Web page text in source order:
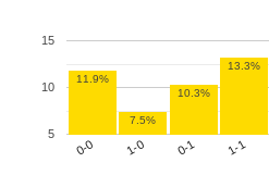
0-0 1-0 0-1 1-1
5
10
15
11.9%
7.5%
10.3%
13.3%